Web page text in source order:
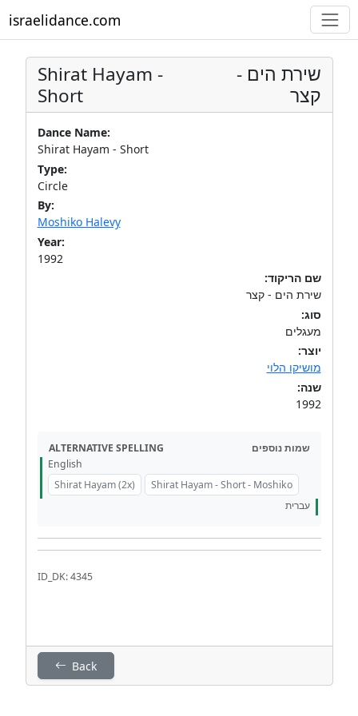
israelidance.com
Shirat Hayam -
Short
שירת הים -
קצר
Dance Name:
Shirat Hayam - Short
Type:
Circle
By:
Moshiko Halevy
Year:
1992
שם הריקוד:
שירת הים - קצר
סוג:
מעגלים
יוצר:
מושיקו הלוי
שנה:
1992
ALTERNATIVE SPELLING
שמות נוספים
English
Shirat Hayam (2x)
Shirat Hayam - Short - Moshiko
עברית
ID_DK: 4345
Back